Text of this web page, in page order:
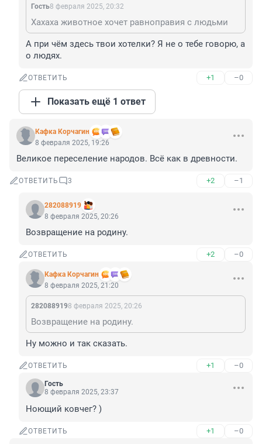
Гость8 февраля 2025, 20:32
Хахаха животное хочет равноправия с людьми
А при чём здесь твои хотелки? Я не о тебе говорю, а
о людях.
ОТВЕТИТЬ +1 –0
Показать ещё 1 ответ
Кафка Корчагин
8 февраля 2025, 19:26
Великое переселение народов. Всё как в древности.
ОТВЕТИТЬ 3 +2 –1
282088919
8 февраля 2025, 20:26
Возвращение на родину.
ОТВЕТИТЬ +2 –0
Кафка Корчагин
8 февраля 2025, 21:20
2820889198 февраля 2025, 20:26
Возвращение на родину.
Ну можно и так сказать.
ОТВЕТИТЬ +1 –0
Гость
8 февраля 2025, 23:37
Ноющий ковчег? )
ОТВЕТИТЬ +1 –0